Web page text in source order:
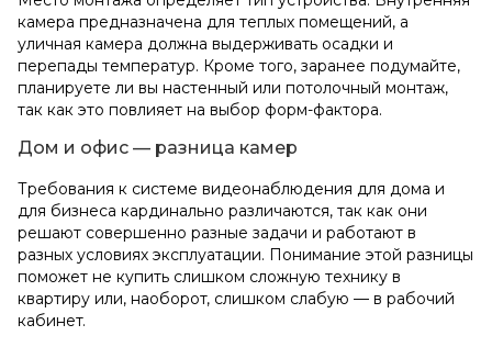
камера предназначена для теплых помещений, а
уличная камера должна выдерживать осадки и
перепады температур. Кроме того, заранее подумайте,
планируете ли вы настенный или потолочный монтаж,
так как это повлияет на выбор форм-фактора.
Дом и офис — разница камер
Требования к системе видеонаблюдения для дома и
для бизнеса кардинально различаются, так как они
решают совершенно разные задачи и работают в
разных условиях эксплуатации. Понимание этой разницы
поможет не купить слишком сложную технику в
квартиру или, наоборот, слишком слабую — в рабочий
кабинет.